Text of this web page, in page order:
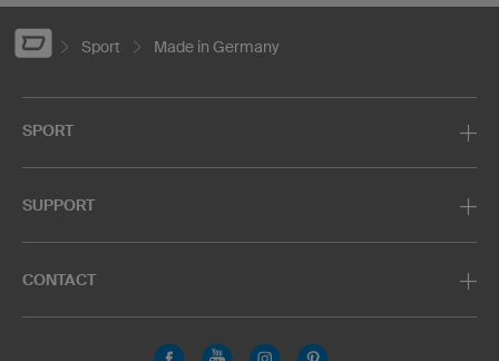
Sport Made in Germany
SPORT
SUPPORT
CONTACT